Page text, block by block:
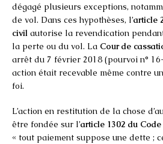
dégagé plusieurs exceptions,
de vol. Dans ces hypothèses, l’article
civil autorise la revendication
la perte ou du vol. La Cour de
arrêt du 7 février 2018 (pourvoi n°
action était recevable même contre
foi.
L’action en restitution de la chose
être fondée sur l’article 1302 du
« tout paiement suppose une dette ;